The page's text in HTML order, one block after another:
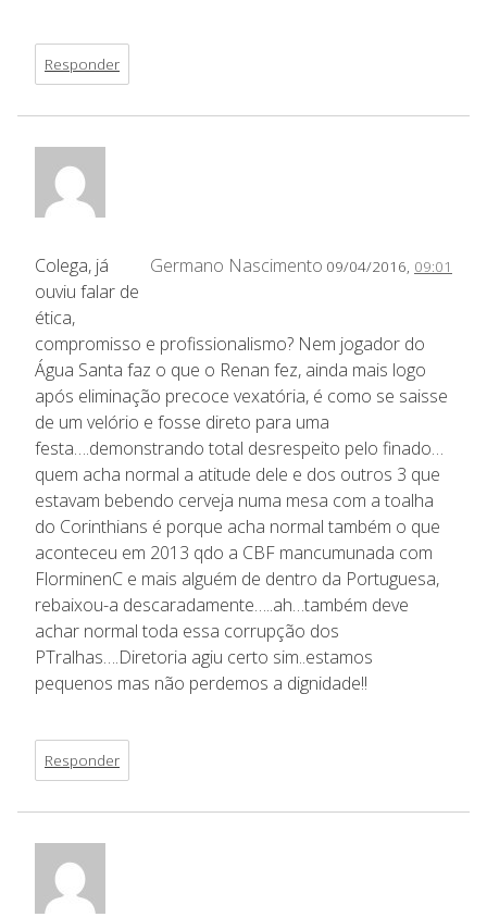
Responder
Germano Nascimento 09/04/2016, 09:01
Colega, já
ouviu falar de
ética,
compromisso e profissionalismo? Nem jogador do
Água Santa faz o que o Renan fez, ainda mais logo
após eliminação precoce vexatória, é como se saisse
de um velório e fosse direto para uma
festa….demonstrando total desrespeito pelo finado…
quem acha normal a atitude dele e dos outros 3 que
estavam bebendo cerveja numa mesa com a toalha
do Corinthians é porque acha normal também o que
aconteceu em 2013 qdo a CBF mancumunada com
FlorminenC e mais alguém de dentro da Portuguesa,
rebaixou-a descaradamente…..ah…também deve
achar normal toda essa corrupção dos
PTralhas….Diretoria agiu certo sim..estamos
pequenos mas não perdemos a dignidade!!
Responder